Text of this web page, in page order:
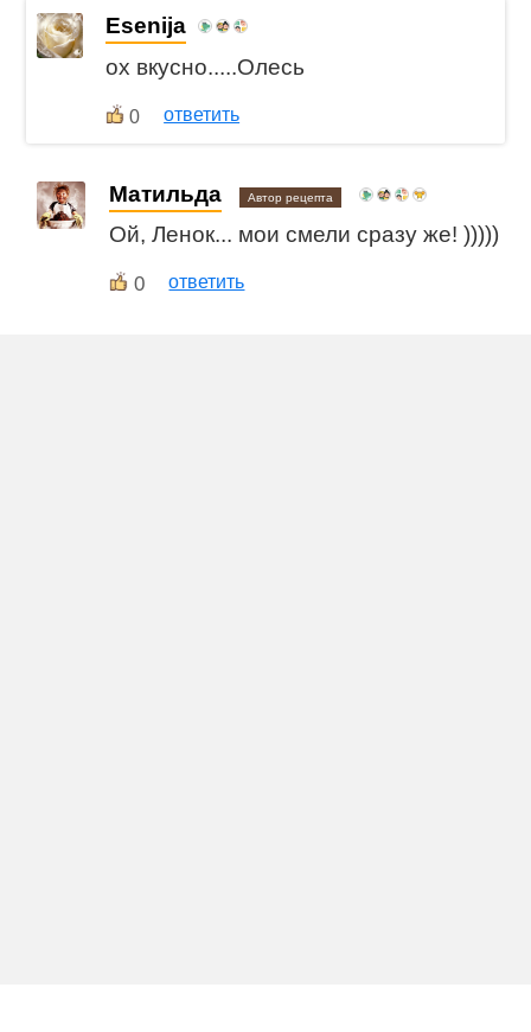
Esenija
ох вкусно.....Олесь
0 ответить
Матильда Автор рецепта
Ой, Ленок... мои смели сразу же! )))))
0 ответить